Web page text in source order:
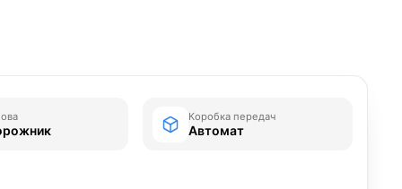
Коробка передач
Автомат